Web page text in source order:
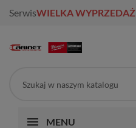
SerwisWIELKA WYPRZEDAŻ
MENU